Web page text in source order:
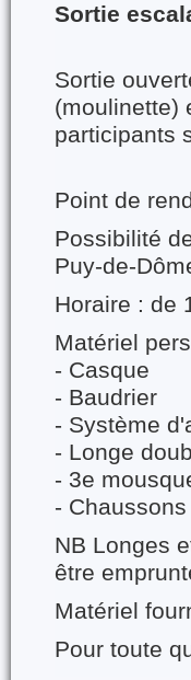
Sortie
Sortie
(moulinette)
participants
Point de
Possibilité
Puy-de-
Horaire : de
Matériel
- Casque
- Baudrier
- Système
- Longe
- 3e
- Chaussons
NB Longes
être
Matériel
Pour toute